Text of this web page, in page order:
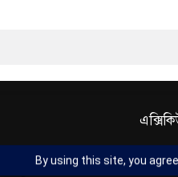
By using this site, you